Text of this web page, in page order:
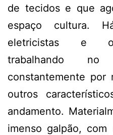
de tecidos e que
espaço cultura.
eletricistas e
trabalhando no
constantemente por
outros
andamento.
imenso galpão,